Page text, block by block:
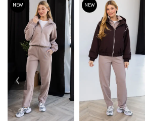
NEW NEW
‹